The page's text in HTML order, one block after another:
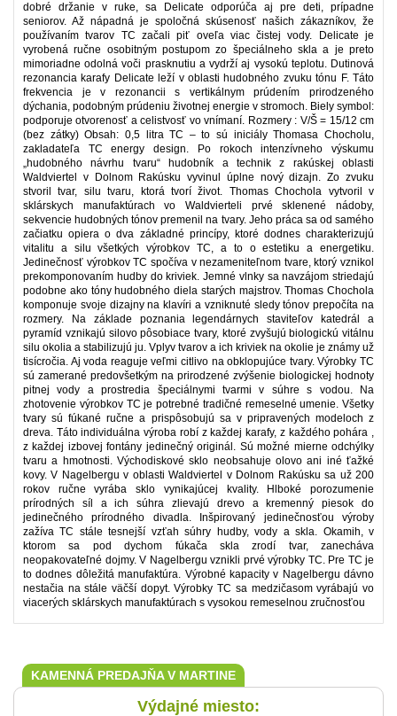
dobré držanie v ruke, sa Delicate odporúča aj pre deti, prípadne
seniorov. Až nápadná je spoločná skúsenosť našich zákazníkov, že
používaním tvarov TC začali piť oveľa viac čistej vody. Delicate je
vyrobená ručne osobitným postupom zo špeciálneho skla a je preto
mimoriadne odolná voči prasknutiu a vydrží aj vysokú teplotu. Dutinová
rezonancia karafy Delicate leží v oblasti hudobného zvuku tónu F. Táto
frekvencia je v rezonancii s vertikálnym prúdením prirodzeného
dýchania, podobným prúdeniu životnej energie v stromoch. Biely symbol:
podporuje otvorenosť a celistvosť vo vnímaní. Rozmery : V/Š = 15/12 cm
(bez zátky) Obsah: 0,5 litra TC – to sú iniciály Thomasa Chocholu,
zakladateľa TC energy design. Po rokoch intenzívneho výskumu
„hudobného návrhu tvaru“ hudobník a technik z rakúskej oblasti
Waldviertel v Dolnom Rakúsku vyvinul úplne nový dizajn. Zo zvuku
stvoril tvar, silu tvaru, ktorá tvorí život. Thomas Chochola vytvoril v
sklárskych manufaktúrach vo Waldvierteli prvé sklenené nádoby,
sekvencie hudobných tónov premenil na tvary. Jeho práca sa od samého
začiatku opiera o dva základné princípy, ktoré dodnes charakterizujú
vitalitu a silu všetkých výrobkov TC, a to o estetiku a energetiku.
Jedinečnosť výrobkov TC spočíva v nezameniteľnom tvare, ktorý vznikol
prekomponovaním hudby do kriviek. Jemné vlnky sa navzájom striedajú
podobne ako tóny hudobného diela starých majstrov. Thomas Chochola
komponuje svoje dizajny na klavíri a vzniknuté sledy tónov prepočíta na
rozmery. Na základe poznania legendárnych staviteľov katedrál a
pyramíd vznikajú silovo pôsobiace tvary, ktoré zvyšujú biologickú vitálnu
silu okolia a stabilizujú ju. Vplyv tvarov a ich kriviek na okolie je známy už
tisícročia. Aj voda reaguje veľmi citlivo na obklopujúce tvary. Výrobky TC
sú zamerané predovšetkým na prirodzené zvýšenie biologickej hodnoty
pitnej vody a prostredia špeciálnymi tvarmi v súhre s vodou. Na
zhotovenie výrobkov TC je potrebné tradičné remeselné umenie. Všetky
tvary sú fúkané ručne a prispôsobujú sa v pripravených modeloch z
dreva. Táto individuálna výroba robí z každej karafy, z každého pohára ,
z každej izbovej fontány jedinečný originál. Sú možné mierne odchýlky
tvaru a hmotnosti. Východiskové sklo neobsahuje olovo ani iné ťažké
kovy. V Nagelbergu v oblasti Waldviertel v Dolnom Rakúsku sa už 200
rokov ručne vyrába sklo vynikajúcej kvality. Hlboké porozumenie
prírodných síl a ich súhra zlievajú drevo a kremenný piesok do
jedinečného prírodného divadla. Inšpirovaný jedinečnosťou výroby
zažíva TC stále tesnejší vzťah súhry hudby, vody a skla. Okamih, v
ktorom sa pod dychom fúkača skla zrodí tvar, zanecháva
neopakovateľné dojmy. V Nagelbergu vznikli prvé výrobky TC. Pre TC je
to dodnes dôležitá manufaktúra. Výrobné kapacity v Nagelbergu dávno
nestačia na stále väčší dopyt. Výrobky TC sa medzičasom vyrábajú vo
viacerých sklárskych manufaktúrach s vysokou remeselnou zručnosťou
KAMENNÁ PREDAJŇA V MARTINE
Výdajné miesto: